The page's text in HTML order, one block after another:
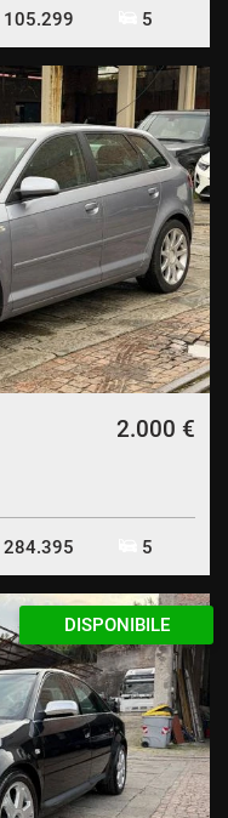
105.299 5
2.000 €
284.395 5
DISPONIBILE